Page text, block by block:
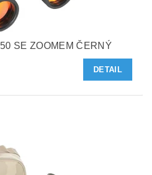
SE ZOOMEM ČERNÝ
DETAIL